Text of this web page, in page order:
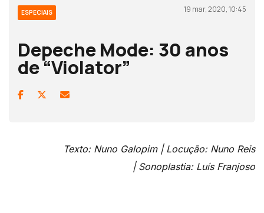
ESPECIAIS 19 mar, 2020, 10:45
Depeche Mode: 30 anos
de “Violator”
Texto: Nuno Galopim |Locução: Nuno Reis
| Sonoplastia: Luís Franjoso